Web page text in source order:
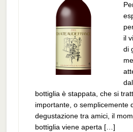
il
di
bottiglia è stappata, che si
importante, o semplicemente
degustazione tra amici, il
bottiglia viene aperta […]